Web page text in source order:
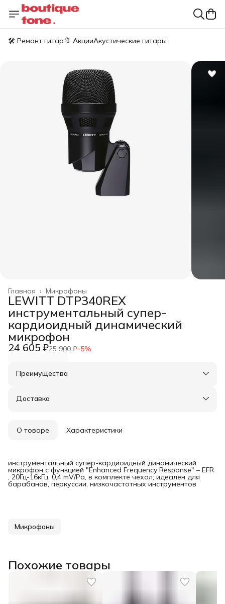
🛠️ Ремонт гитар 🔖 АкцииАкустические гитары
Микрофоны
Главная ›
LEWITT DTP340REX
инструментальный супер-
кардиоидный динамический
микрофон
24 605 ₽25 900 ₽−5%
Преимущества
Оплата частями в Сплит
Удобный возврат
Доставка
О товаре Характеристики
инструментальный супер-кардиоидный динамический
микрофон с функцией "Enhanced Frequency Response" – EFR
, 20Гц-16кГц, 0,4 mV/Pa, в комплекте чехол; идеален для
барабанов, перкуссии, низкочастотных инструментов
Микрофоны
Похожие товары